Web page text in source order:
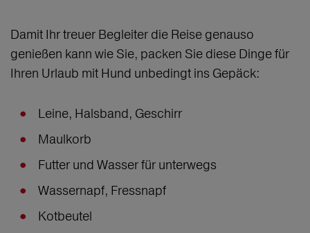
Damit Ihr treuer Begleiter die Reise genauso
genießen kann wie Sie, packen Sie diese Dinge für
Ihren Urlaub mit Hund unbedingt ins Gepäck:
Leine, Halsband, Geschirr
Maulkorb
Futter und Wasser für unterwegs
Wassernapf, Fressnapf
Kotbeutel